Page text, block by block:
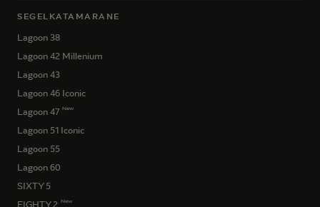
SEGELKATAMARANE
Lagoon 38
Lagoon 42 Millenium
Lagoon 43
Lagoon 46 Iconic
Lagoon 47 New
Lagoon 51 Iconic
Lagoon 55
Lagoon 60
SIXTY 5
EIGHTY 2
New